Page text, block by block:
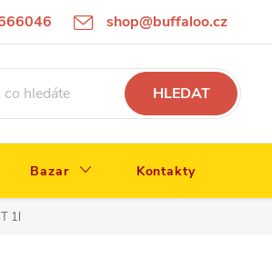
shop@buffaloo.cz
HLEDAT
Bazar Kontakty
1l